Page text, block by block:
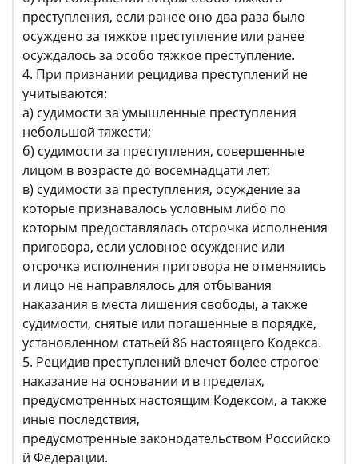
преступления, если ранее оно два раза было
осуждено за тяжкое преступление или ранее
осуждалось за особо тяжкое преступление.
4. При признании рецидива преступлений не
учитываются:
а) судимости за умышленные преступления
небольшой тяжести;
б) судимости за преступления, совершенные
лицом в возрасте до восемнадцати лет;
в) судимости за преступления, осуждение за
которые признавалось условным либо по
которым предоставлялась отсрочка исполнения
приговора, если условное осуждение или
отсрочка исполнения приговора не отменялись
и лицо не направлялось для отбывания
наказания в места лишения свободы, а также
судимости, снятые или погашенные в порядке,
установленном статьей 86 настоящего Кодекса.
5. Рецидив преступлений влечет более строгое
наказание на основании и в пределах,
предусмотренных настоящим Кодексом, а также
иные последствия,
предусмотренные законодательством Российско
й Федерации.